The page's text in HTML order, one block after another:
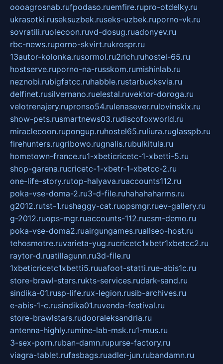
oooagrosnab.rufpodaso.ruemfire.rupro-otdelky.ru
ukrasotki.ruseksuzbek.ruseks-uzbek.ruporno-vk.ru
sovratili.ruolecoon.ruvd-dosug.ruadonyev.ru
rbc-news.ruporno-skvirt.rukrospr.ru
13autor-kolonka.rusormol.ru2rich.ruhostel-65.ru
hostserve.ruporno-na-russkom.rumishinlab.ru
neznobi.rubigfatcc.ruhabble.rustarbucksvia.ru
delfinet.rusilvernano.ruelestal.ruvektor-doroga.ru
velotrenajery.rupronso54.rulenasever.rulovinskix.ru
show-pets.rusmartnews03.rudiscofoxworld.ru
miraclecoon.rupongup.ruhostel65.ruliura.ruglasspb.ru
firehunters.rugribowo.rugnalis.rubulkitula.ru
hometown-france.ru1-xbeticricetc-1-xbetti-5.ru
shop-garena.rucricetc-1-xbetr-1-xbetcc-2.ru
one-life-story.rutop-halyava.ruaccounts112.ru
poka-vse-doma-2.ru3-d-file.ruhahahaharms.ru
g2012.rutst-1.rushaggy-cat.ruopsmgr.ruev-gallery.ru
g-2012.ruops-mgr.ruaccounts-112.rucsm-demo.ru
poka-vse-doma2.ruairgungames.ruallseo-host.ru
tehosmotre.ruvarieta-yug.rucricetc1xbetr1xbetcc2.ru
raytor-d.ruatillagunn.ru3d-file.ru
1xbeticricetc1xbetti5.ruuafoot-statti.rue-abis1c.ru
store-brawl-stars.rukts-services.rudark-sand.ru
sindika-01.rusp-life.rux-legion.rusib-archives.ru
e-abis-1-c.rusindika01.ruvenda-festival.ru
store-brawlstars.rudooraleksandria.ru
antenna-highly.rumine-lab-msk.ru1-mus.ru
3-sex-porn.ruban-damn.rupurse-factory.ru
viagra-tablet.rufasbags.ruadler-jun.rubandamn.ru